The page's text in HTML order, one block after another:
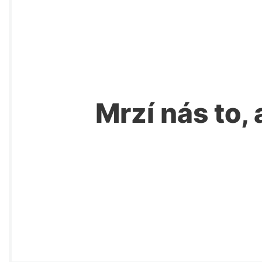
Mrzí nás to,